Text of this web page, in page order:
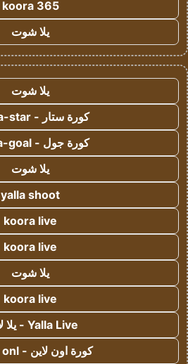
koora 365
يلا شوت
يلا شوت
كورة ستار - koora-star
كورة جول - koora-goal
يلا شوت
yalla shoot
koora live
koora live
يلا شوت
koora live
Yalla Live - يلا لايف
كورة اون لاين - koora onl